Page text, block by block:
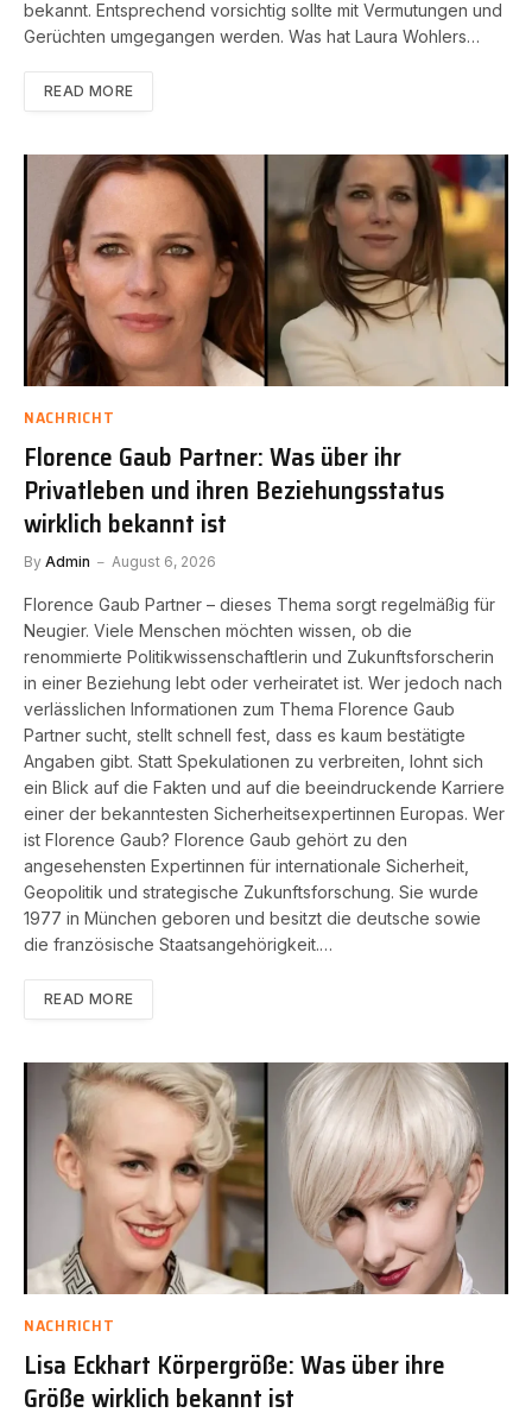
bekannt. Entsprechend vorsichtig sollte mit Vermutungen und
Gerüchten umgegangen werden. Was hat Laura Wohlers…
READ MORE
NACHRICHT
Florence Gaub Partner: Was über ihr
Privatleben und ihren Beziehungsstatus
wirklich bekannt ist
By Admin August 6, 2026
Florence Gaub Partner – dieses Thema sorgt regelmäßig für
Neugier. Viele Menschen möchten wissen, ob die
renommierte Politikwissenschaftlerin und Zukunftsforscherin
in einer Beziehung lebt oder verheiratet ist. Wer jedoch nach
verlässlichen Informationen zum Thema Florence Gaub
Partner sucht, stellt schnell fest, dass es kaum bestätigte
Angaben gibt. Statt Spekulationen zu verbreiten, lohnt sich
ein Blick auf die Fakten und auf die beeindruckende Karriere
einer der bekanntesten Sicherheitsexpertinnen Europas. Wer
ist Florence Gaub? Florence Gaub gehört zu den
angesehensten Expertinnen für internationale Sicherheit,
Geopolitik und strategische Zukunftsforschung. Sie wurde
1977 in München geboren und besitzt die deutsche sowie
die französische Staatsangehörigkeit.…
READ MORE
NACHRICHT
Lisa Eckhart Körpergröße: Was über ihre
Größe wirklich bekannt ist